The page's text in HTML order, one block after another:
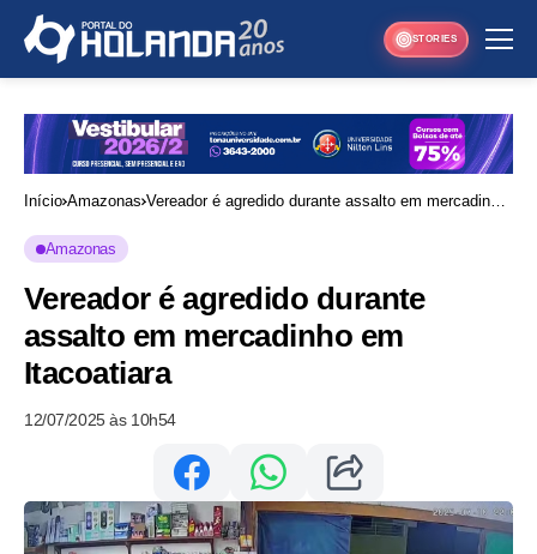
STORIES
Início Amazonas Vereador é agredido durante assalto em mercadinho
Amazonas
Vereador é agredido durante
assalto em mercadinho em
Itacoatiara
12/07/2025 às 10h54